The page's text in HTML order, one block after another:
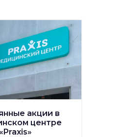
акции в
центре
«Praxis»